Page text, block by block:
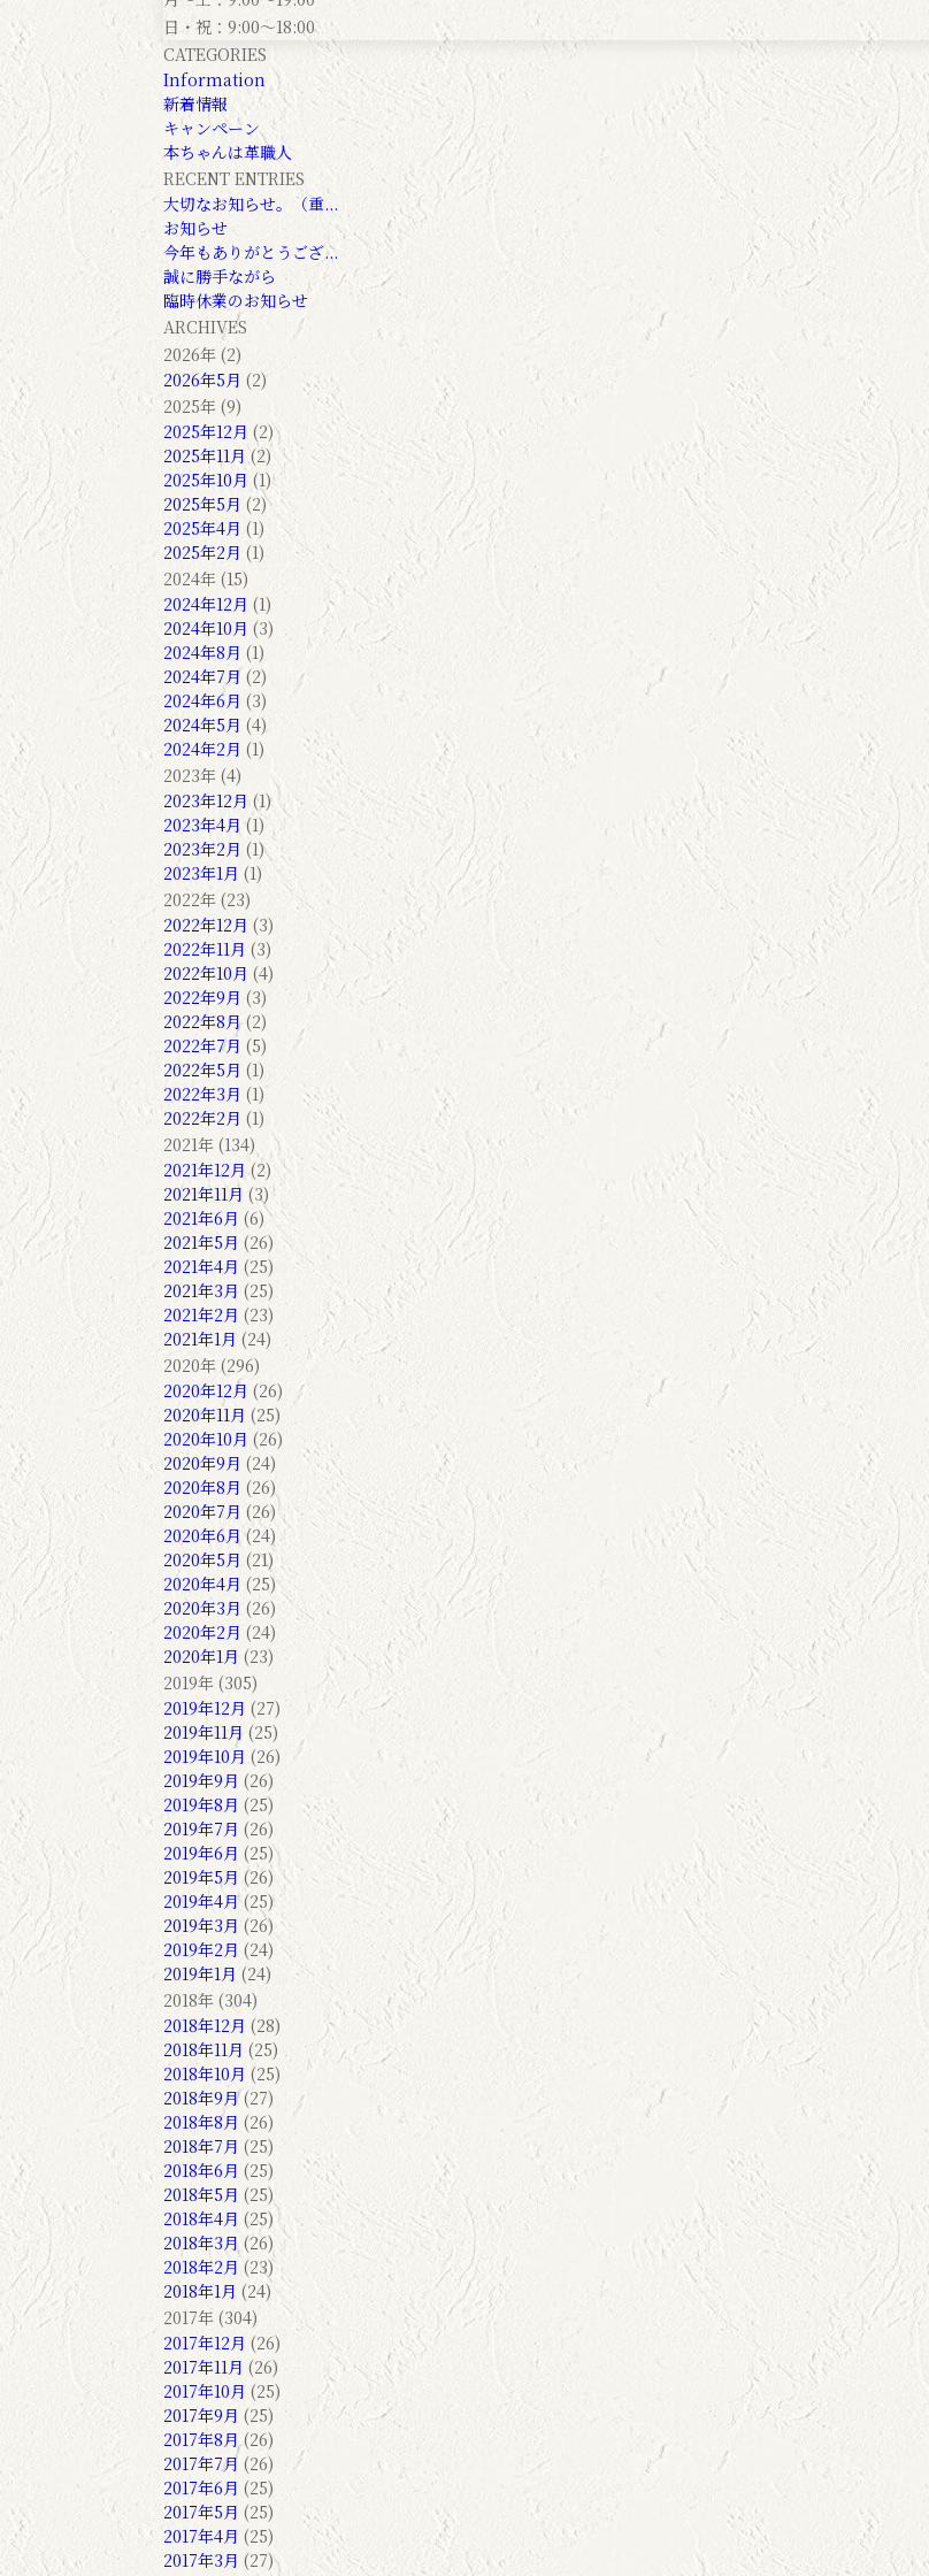
日・祝：9:00～18:00
CATEGORIES
Information
新着情報
キャンペーン
本ちゃんは革職人
RECENT ENTRIES
大切なお知らせ。（重...
お知らせ
今年もありがとうござ...
誠に勝手ながら
臨時休業のお知らせ
ARCHIVES
2026年 (2)
2026年5月 (2)
2025年 (9)
2025年12月 (2)
2025年11月 (2)
2025年10月 (1)
2025年5月 (2)
2025年4月 (1)
2025年2月 (1)
2024年 (15)
2024年12月 (1)
2024年10月 (3)
2024年8月 (1)
2024年7月 (2)
2024年6月 (3)
2024年5月 (4)
2024年2月 (1)
2023年 (4)
2023年12月 (1)
2023年4月 (1)
2023年2月 (1)
2023年1月 (1)
2022年 (23)
2022年12月 (3)
2022年11月 (3)
2022年10月 (4)
2022年9月 (3)
2022年8月 (2)
2022年7月 (5)
2022年5月 (1)
2022年3月 (1)
2022年2月 (1)
2021年 (134)
2021年12月 (2)
2021年11月 (3)
2021年6月 (6)
2021年5月 (26)
2021年4月 (25)
2021年3月 (25)
2021年2月 (23)
2021年1月 (24)
2020年 (296)
2020年12月 (26)
2020年11月 (25)
2020年10月 (26)
2020年9月 (24)
2020年8月 (26)
2020年7月 (26)
2020年6月 (24)
2020年5月 (21)
2020年4月 (25)
2020年3月 (26)
2020年2月 (24)
2020年1月 (23)
2019年 (305)
2019年12月 (27)
2019年11月 (25)
2019年10月 (26)
2019年9月 (26)
2019年8月 (25)
2019年7月 (26)
2019年6月 (25)
2019年5月 (26)
2019年4月(25)
2019年3月 (26)
2019年2月 (24)
2019年1月 (24)
2018年 (304)
2018年12月 (28)
2018年11月 (25)
2018年10月 (25)
2018年9月(27)
2018年8月 (26)
2018年7月 (25)
2018年6月 (25)
2018年5月 (25)
2018年4月 (25)
2018年3月 (26)
2018年2月 (23)
2018年1月 (24)
2017年 (304)
2017年12月 (26)
2017年11月 (26)
2017年10月 (25)
2017年9月 (25)
2017年8月(26)
2017年7月 (26)
2017年6月 (25)
2017年5月 (25)
2017年4月 (25)
2017年3月 (27)